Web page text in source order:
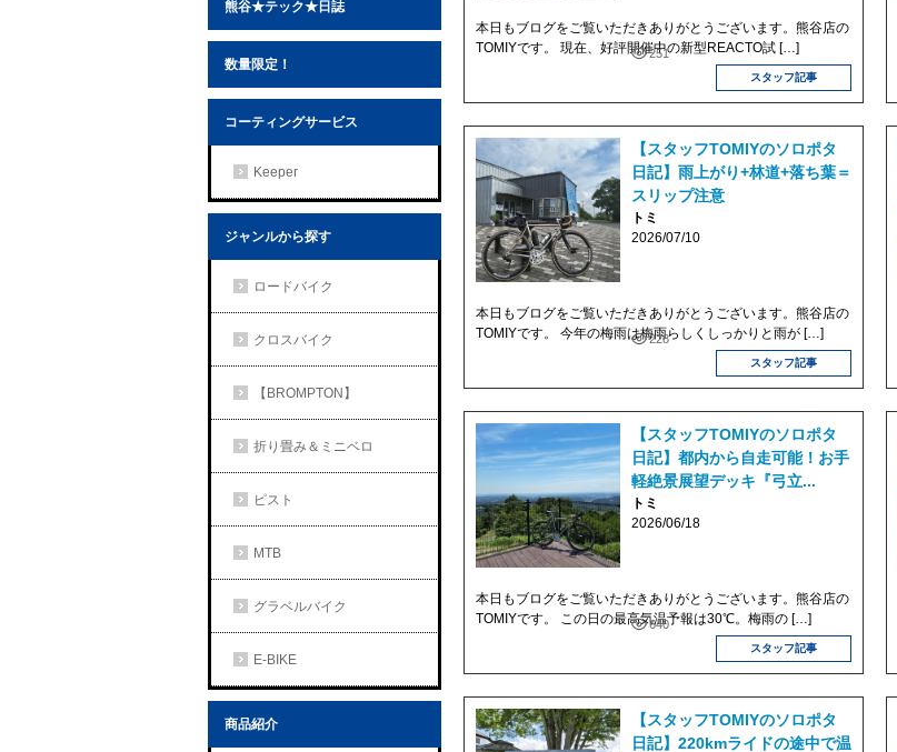
251
スタッフ記事
本日もブログをご覧いただきありがとうございます。熊谷店の
TOMIYです。 現在、好評開催中の新型REACTO試 […]
【スタッフTOMIYのソロポタ
日記】雨上がり+林道+落ち葉＝
スリップ注意
トミ
2026/07/10
228
スタッフ記事
本日もブログをご覧いただきありがとうございます。熊谷店の
TOMIYです。 今年の梅雨は梅雨らしくしっかりと雨が […]
【スタッフTOMIYのソロポタ
日記】都内から自走可能！お手
軽絶景展望デッキ『弓立...
トミ
2026/06/18
640
スタッフ記事
本日もブログをご覧いただきありがとうございます。熊谷店の
TOMIYです。 この日の最高気温予報は30℃。梅雨の […]
【スタッフTOMIYのソロポタ
日記】220kmライドの途中で温
熊谷★テック★日誌
数量限定！
コーティングサービス
Keeper
ジャンルから探す
ロードバイク
クロスバイク
【BROMPTON】
折り畳み＆ミニベロ
ピスト
MTB
グラベルバイク
E-BIKE
商品紹介